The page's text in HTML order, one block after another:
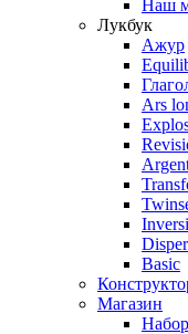
Наш
Лукбук
Ажур
Ars
Basic
Магазин